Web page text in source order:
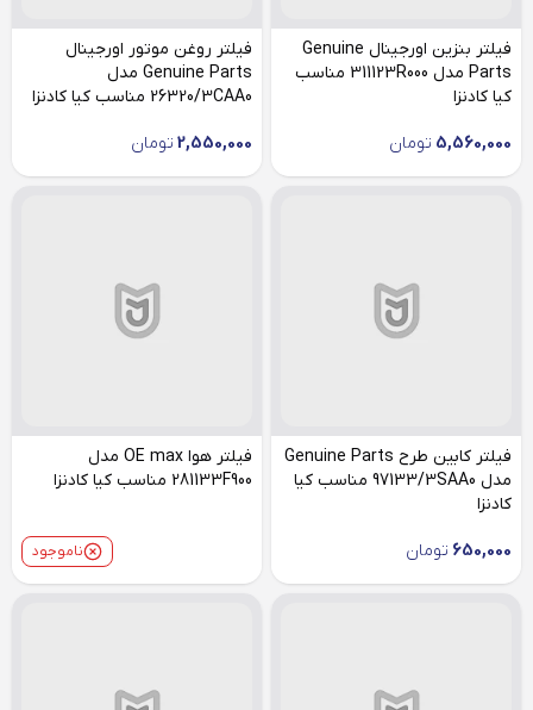
فیلتر بنزین اورجینال Genuine
Parts مدل 311123R000 مناسب
کیا کادنزا
5,560,000 تومان
فیلتر روغن موتور اورجینال
Genuine Parts مدل
26320/3CAA0 مناسب کیا کادنزا
2,550,000 تومان
فیلتر کابین طرح Genuine Parts
مدل 97133/3SAA0 مناسب کیا
کادنزا
650,000 تومان
فیلتر هوا OE max مدل
281133F900 مناسب کیا کادنزا
ناموجود